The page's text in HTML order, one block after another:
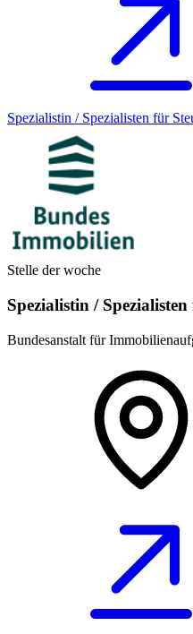
Spezialistin / Spezialisten für
Stelle der woche
Spezialistin /
Bundesanstalt für